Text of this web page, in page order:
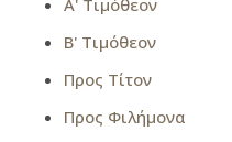
Α' Τιμόθεον
Β' Τιμόθεον
Προς Τίτον
Προς Φιλήμονα